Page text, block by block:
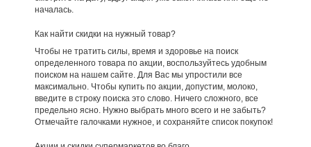
началась.
Как найти скидки на нужный товар?
Чтобы не тратить силы, время и здоровье на поиск
определенного товара по акции, воспользуйтесь удобным
поиском на нашем сайте. Для Вас мы упростили все
максимально. Чтобы купить по акции, допустим, молоко,
введите в строку поиска это слово. Ничего сложного, все
предельно ясно. Нужно выбрать много всего и не забыть?
Отмечайте галочками нужное, и сохраняйте список покупок!